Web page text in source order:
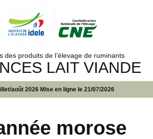
des produits de l’élevage de ruminants
LAIT VIANDE
août 2026 Mise en ligne le 21/07/2026
morose